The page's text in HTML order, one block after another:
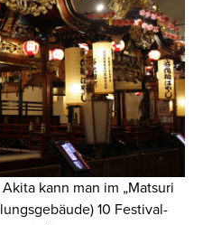
kann man im „Matsuri
10 Festival-